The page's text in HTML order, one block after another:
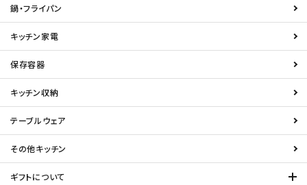
鍋・フライパン
キッチン家電
保存容器
キッチン収納
テーブルウェア
その他キッチン
ギフトについて